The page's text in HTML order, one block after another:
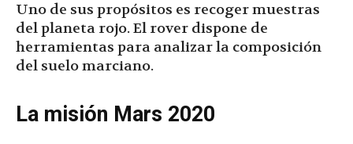
Uno de sus propósitos es recoger muestras
del planeta rojo. El rover dispone de
herramientas para analizar la composición
del suelo marciano.
La misión Mars 2020